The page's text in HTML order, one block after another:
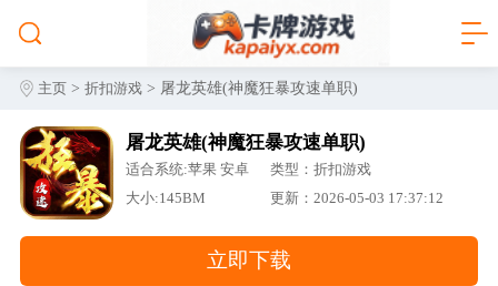
主页 >折扣游戏 > 屠龙英雄(神魔狂暴攻速单职)
屠龙英雄(神魔狂暴攻速单职)
适合系统:苹果 安卓
类型：折扣游戏
大小:145BM
更新：2026-05-03 17:37:12
立即下载